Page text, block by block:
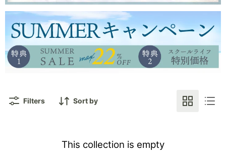
Filters Sort by
This collection is empty